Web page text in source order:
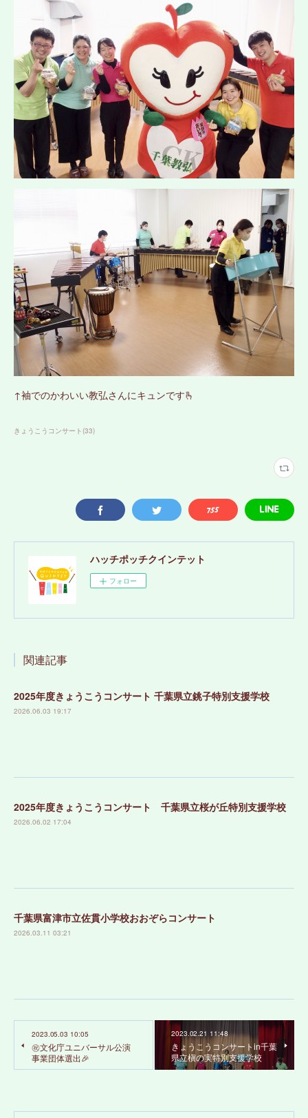
↑袖でのかわいい教弘さんにキュンです🫰
きょうこうコンサート (33)
ハッチポッチクインテット
フォロー
関連記事
2025年度きょうこうコンサート 千葉県立銚子特別支援学校
2026.06.03 19:17
2025年度きょうこうコンサート 千葉県立桜が丘特別支援学校
2026.06.02 17:04
千葉県富津市立佐貫小学校おおぞらコンサート
2026.03.11 03:21
2023.05.03 10:05
㊗️文化庁ユニバーサル公演
事業団体選出🎉
2023.02.21 11:48
きょうこうコンサートin千葉
県立槇の実特別支援学校